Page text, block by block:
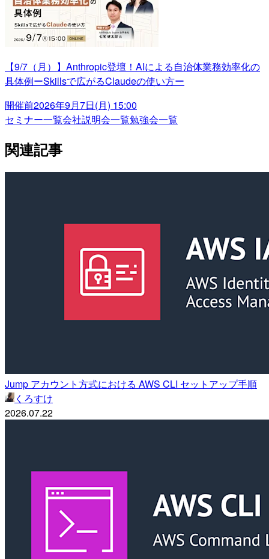
【9/7（月）】Anthropic登壇！AIによる自治体業務効率化の
具体例ーSkillsで広がるClaudeの使い方ー
開催前2026年9月7日(月) 15:00
セミナー一覧会社説明会一覧勉強会一覧
関連記事
Jump アカウント方式における AWS CLI セットアップ手順
くろすけ
2026.07.22